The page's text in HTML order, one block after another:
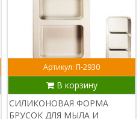
Артикул: П-2930
В корзину
СИЛИКОНОВАЯ ФОРМА
БРУСОК ДЛЯ МЫЛА И